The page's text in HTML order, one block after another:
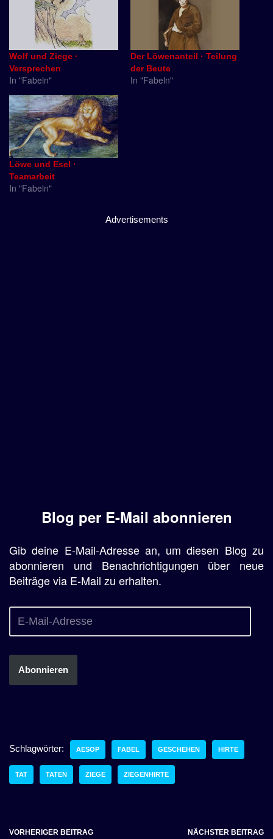
Wolf und Ziege ·
Versprechen
In "Fabeln"
Der Löwenanteil · Teilung
der Beute
In "Fabeln"
Löwe und Esel ·
Teamarbeit
In "Fabeln"
Advertisements
Blog per E-Mail abonnieren
Gib deine E-Mail-Adresse an, um diesen Blog zu
abonnieren und Benachrichtigungen über neue
Beiträge via E-Mail zu erhalten.
Abonnieren
Schlagwörter: AESOP FABEL GESCHEHEN HIRTE
TAT TATEN ZIEGE ZIEGENHIRTE
VORHERIGER BEITRAG NÄCHSTER BEITRAG